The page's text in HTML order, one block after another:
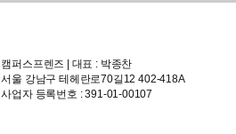
캠퍼스프렌즈 | 대표 : 박종찬
서울 강남구 테헤란로70길12 402-418A
사업자 등록번호 : 391-01-00107